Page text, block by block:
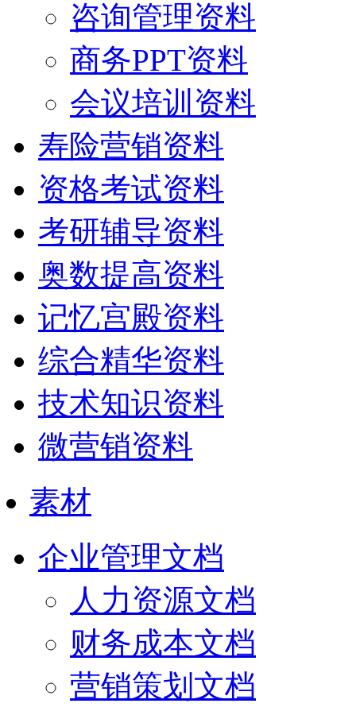
咨询管理资料
商务PPT资料
会议培训资料
寿险营销资料
资格考试资料
考研辅导资料
奥数提高资料
记忆宫殿资料
综合精华资料
技术知识资料
微营销资料
素材
企业管理文档
人力资源文档
财务成本文档
营销策划文档